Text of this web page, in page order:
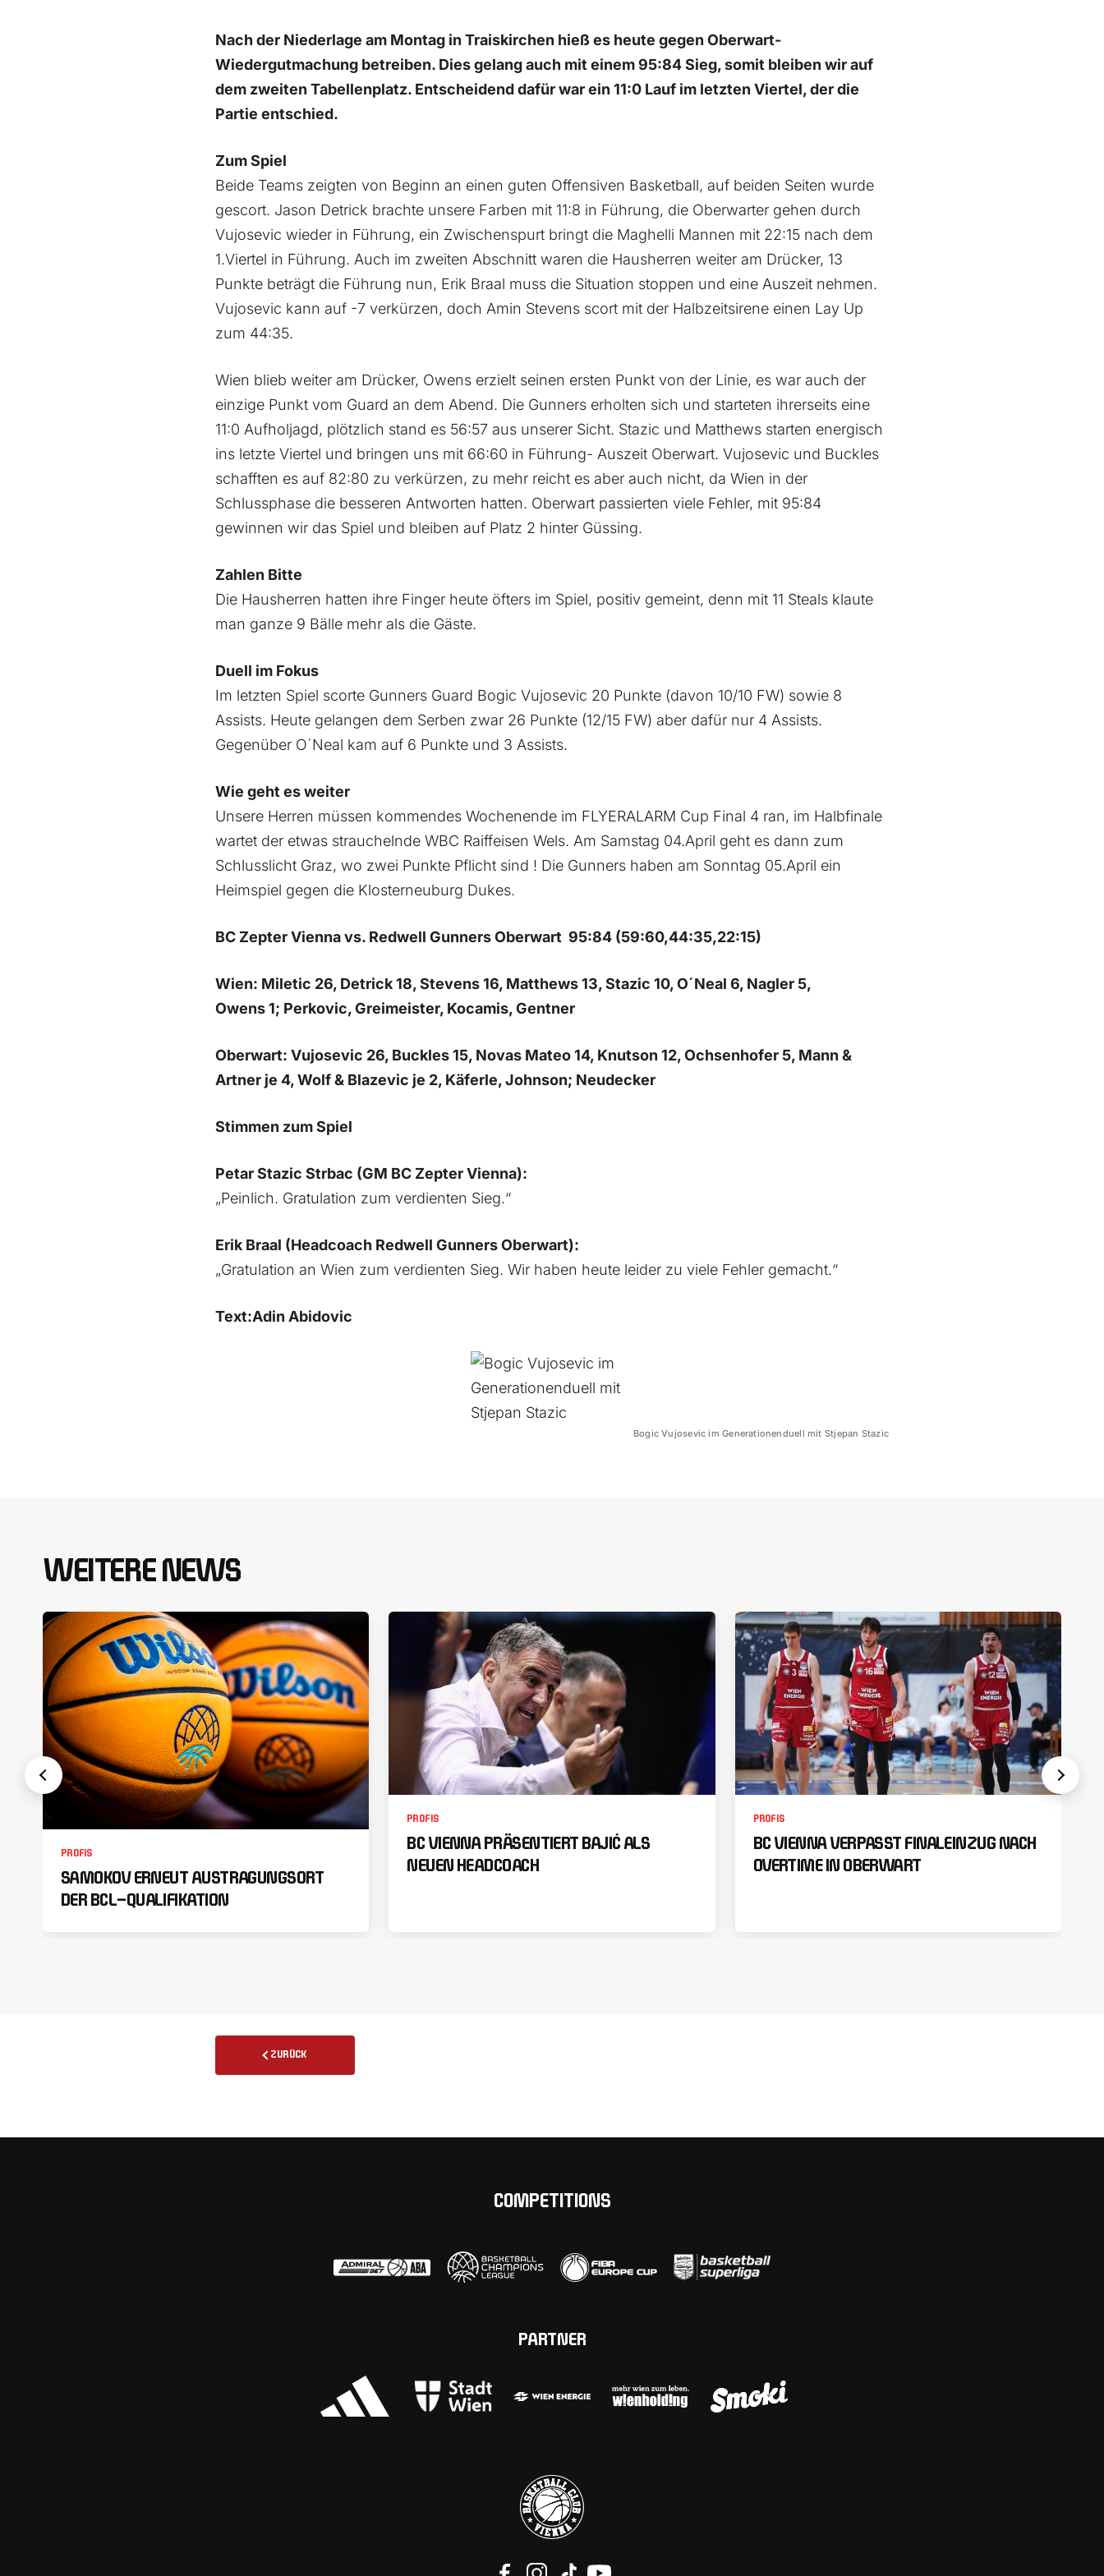
Nach der Niederlage am Montag in Traiskirchen hieß es heute gegen Oberwart-
Wiedergutmachung betreiben. Dies gelang auch mit einem 95:84 Sieg, somit bleiben wir auf
dem zweiten Tabellenplatz. Entscheidend dafür war ein 11:0 Lauf im letzten Viertel, der die
Partie entschied.
Zum Spiel
Beide Teams zeigten von Beginn an einen guten Offensiven Basketball, auf beiden Seiten wurde
gescort. Jason Detrick brachte unsere Farben mit 11:8 in Führung, die Oberwarter gehen durch
Vujosevic wieder in Führung, ein Zwischenspurt bringt die Maghelli Mannen mit 22:15 nach dem
1.Viertel in Führung. Auch im zweiten Abschnitt waren die Hausherren weiter am Drücker, 13
Punkte beträgt die Führung nun, Erik Braal muss die Situation stoppen und eine Auszeit nehmen.
Vujosevic kann auf -7 verkürzen, doch Amin Stevens scort mit der Halbzeitsirene einen Lay Up
zum 44:35.
Wien blieb weiter am Drücker, Owens erzielt seinen ersten Punkt von der Linie, es war auch der
einzige Punkt vom Guard an dem Abend. Die Gunners erholten sich und starteten ihrerseits eine
11:0 Aufholjagd, plötzlich stand es 56:57 aus unserer Sicht. Stazic und Matthews starten energisch
ins letzte Viertel und bringen uns mit 66:60 in Führung- Auszeit Oberwart. Vujosevic und Buckles
schafften es auf 82:80 zu verkürzen, zu mehr reicht es aber auch nicht, da Wien in der
Schlussphase die besseren Antworten hatten. Oberwart passierten viele Fehler, mit 95:84
gewinnen wir das Spiel und bleiben auf Platz 2 hinter Güssing.
Zahlen Bitte
Die Hausherren hatten ihre Finger heute öfters im Spiel, positiv gemeint, denn mit 11 Steals klaute
man ganze 9 Bälle mehr als die Gäste.
Duell im Fokus
Im letzten Spiel scorte Gunners Guard Bogic Vujosevic 20 Punkte (davon 10/10 FW) sowie 8
Assists. Heute gelangen dem Serben zwar 26 Punkte (12/15 FW) aber dafür nur 4 Assists.
Gegenüber O´Neal kam auf 6 Punkte und 3 Assists.
Wie geht es weiter
Unsere Herren müssen kommendes Wochenende im FLYERALARM Cup Final 4 ran, im Halbfinale
wartet der etwas strauchelnde WBC Raiffeisen Wels. Am Samstag 04.April geht es dann zum
Schlusslicht Graz, wo zwei Punkte Pflicht sind ! Die Gunners haben am Sonntag 05.April ein
Heimspiel gegen die Klosterneuburg Dukes.
BC Zepter Vienna vs. Redwell Gunners Oberwart 95:84 (59:60,44:35,22:15)
Wien: Miletic 26, Detrick 18, Stevens 16, Matthews 13, Stazic 10, O´Neal 6, Nagler 5,
Owens 1; Perkovic, Greimeister, Kocamis, Gentner
Oberwart: Vujosevic 26, Buckles 15, Novas Mateo 14, Knutson 12, Ochsenhofer 5, Mann &
Artner je 4, Wolf & Blazevic je 2, Käferle, Johnson; Neudecker
Stimmen zum Spiel
Petar Stazic Strbac (GM BC Zepter Vienna):
„Peinlich. Gratulation zum verdienten Sieg.“
Erik Braal (Headcoach Redwell Gunners Oberwart):
„Gratulation an Wien zum verdienten Sieg. Wir haben heute leider zu viele Fehler gemacht.“
Text:Adin Abidovic
Bogic Vujosevic im Generationenduell mit Stjepan Stazic
WEITERE NEWS
PROFIS
SAMOKOV ERNEUT AUSTRAGUNGSORT
DER BCL-QUALIFIKATION
PROFIS
BC VIENNA PRÄSENTIERT BAJIĆ ALS
NEUEN HEADCOACH
PROFIS
BC VIENNA VERPASST FINALEINZUG NACH
OVERTIME IN OBERWART
ZURÜCK
COMPETITIONS
PARTNER